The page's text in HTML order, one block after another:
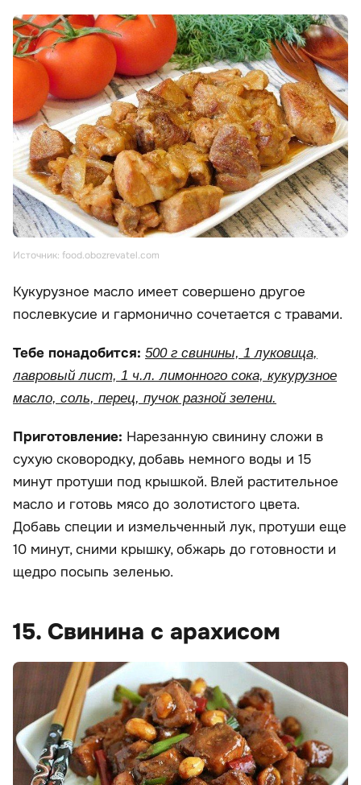
Источник: food.obozrevatel.com
Кукурузное масло имеет совершено другое
послевкусие и гармонично сочетается с травами.
Тебе понадобится: 500 г свинины, 1 луковица,
лавровый лист, 1 ч.л. лимонного сока, кукурузное
масло, соль, перец, пучок разной зелени.
Приготовление: Нарезанную свинину сложи в
сухую сковородку, добавь немного воды и 15
минут протуши под крышкой. Влей растительное
масло и готовь мясо до золотистого цвета.
Добавь специи и измельченный лук, протуши еще
10 минут, сними крышку, обжарь до готовности и
щедро посыпь зеленью.
15. Свинина с арахисом